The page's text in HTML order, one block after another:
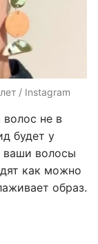
/ Instagram
волос не в
будет у
ваши волосы
как можно
образ.